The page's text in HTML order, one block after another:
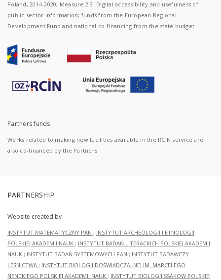
Poland, 2014-2020, Measure 2.3: Digital accessibility and usefulness of
public sector information; funds from the European Regional
Development Fund and national co-financing from the state budget.
Partners funds
Works related to making new facilities available in the RCIN service are
also co-financed by the Partners.
PARTNERSHIP:
Website created by
INSTYTUT MATEMATYCZNY PAN ; INSTYTUT ARCHEOLOGII I ETNOLOGII
POLSKIEJ AKADEMII NAUK ; INSTYTUT BADAŃ LITERACKICH POLSKIEJ AKADEMII
NAUK ; INSTYTUT BADAŃ SYSTEMOWYCH PAN ; INSTYTUT BADAWCZY
LEŚNICTWA ; INSTYTUT BIOLOGII DOŚWIADCZALNEJ IM. MARCELEGO
NENCKIEGO POLSKIEJ AKADEMII NAUK ; INSTYTUT BIOLOGII SSAKÓW POLSKIEJ